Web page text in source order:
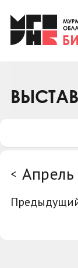
Клуб
Клуб
<